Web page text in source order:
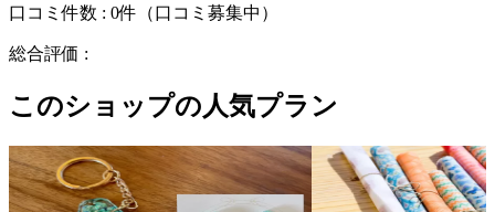
口コミ件数 : 0件 （口コミ募集中）
総合評価 :
このショップの人気プラン